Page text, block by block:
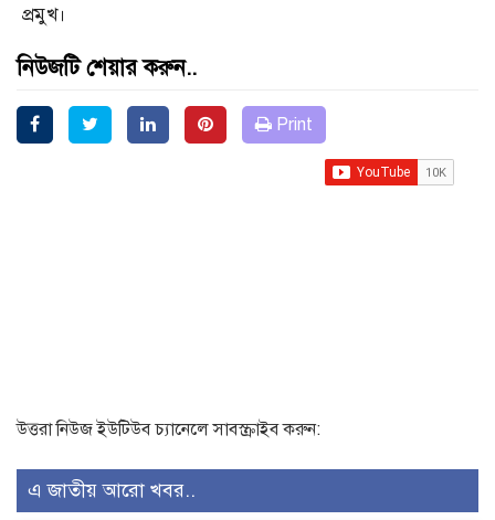
প্রমুখ।
নিউজটি শেয়ার করুন..
Print
উত্তরা নিউজ ইউটিউব চ্যানেলে সাবস্ক্রাইব করুন:
এ জাতীয় আরো খবর..